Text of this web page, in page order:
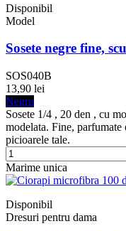
Disponibil
Model
Sosete negre fine,
SOS040B
13,90 lei
Negru
Sosete 1/4 , 20 den , cu
modelata. Fine,
picioarele tale.
Marime unica
Disponibil
Dresuri pentru dama